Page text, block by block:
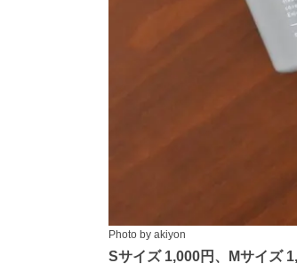
Photo by akiyon
Sサイズ 1,000円、Mサイズ